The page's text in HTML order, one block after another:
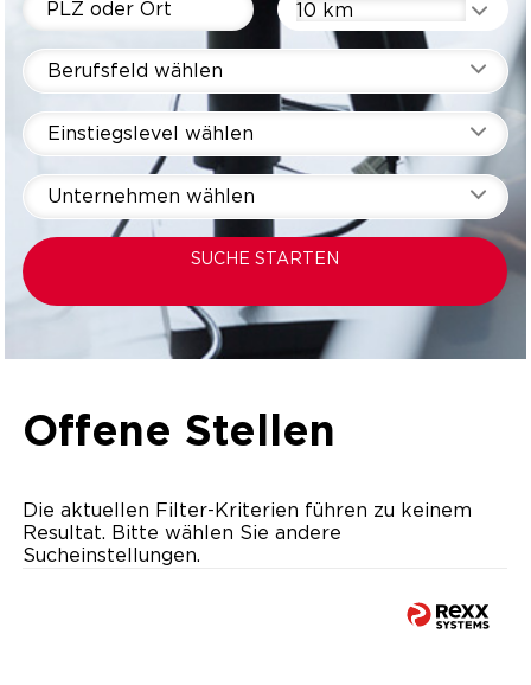
10 km
Berufsfeld wählen
Einstiegslevel wählen
Unternehmen wählen
SUCHE STARTEN
Offene Stellen
Die aktuellen Filter-Kriterien führen zu keinem
Resultat. Bitte wählen Sie andere
Sucheinstellungen.